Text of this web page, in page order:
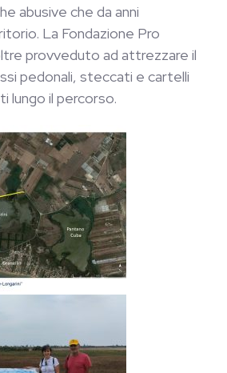
abusive che da anni
La Fondazione Pro
provveduto ad attrezzare il
pedonali, steccati e cartelli
lungo il percorso.